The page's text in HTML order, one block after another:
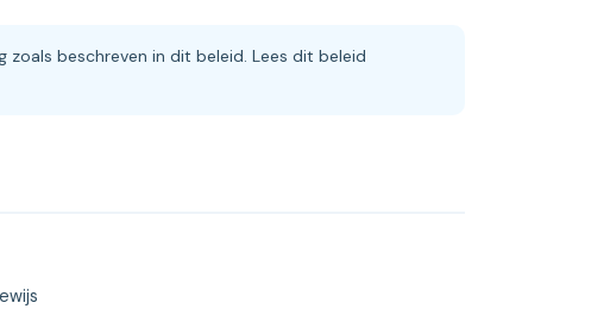
zoals beschreven in dit beleid. Lees dit beleid